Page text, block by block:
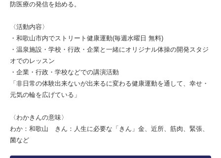
防医療の発信を始める。
〈活動内容〉
・和歌山市内でストリート健康運動(毎週水曜日 無料)
・温泉施設・学校・行政・企業と一緒にオリジナル体操の開発スタジ
オでのレッスン
・企業・行政・学校などでの講演活動
「非日常の体験出来ないが出来るに変わる健康運動を通して、幸せ・
元気の輪を広げている」
〈わかきんの意味〉
わか：和歌山 きん：人生に必要な「きん」金、近所、筋肉、緊張、
菌など